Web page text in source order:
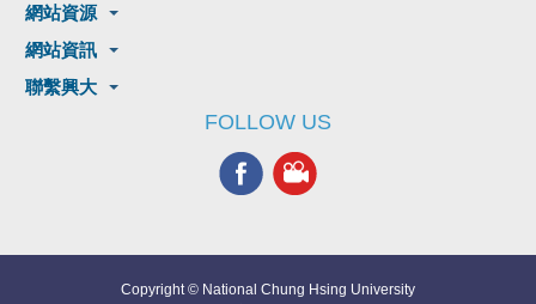
網站資源
網站資訊
聯繫興大
FOLLOW US
Copyright © National Chung Hsing University